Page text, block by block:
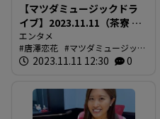
【マツダミュージックドラ
イブ】2023.11.11（茶寮 泉
屋 大手町店）
エンタメ
唐澤恋花
マツダミュージック
ドライブ
2023.11.11 12:30 0